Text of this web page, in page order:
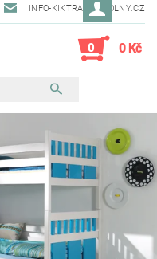
INFO-KIKTRADE@VOLNY.CZ
0 0 Kč